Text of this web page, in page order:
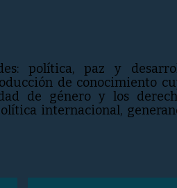
política, paz y
de conocimiento
de género y los
internacional,